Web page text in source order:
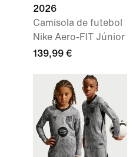
2026
Camisola de futebol
Nike Aero-FIT Júnior
139,99 €